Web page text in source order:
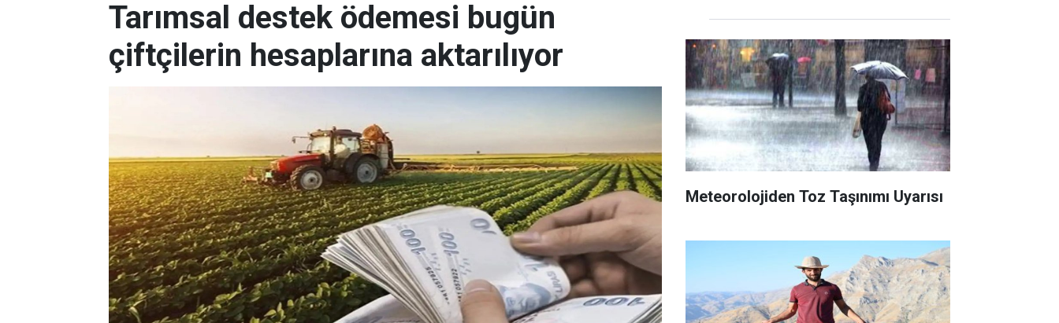
Tarımsal destek ödemesi bugün
çiftçilerin hesaplarına aktarılıyor
Meteorolojiden Toz Taşınımı Uyarısı